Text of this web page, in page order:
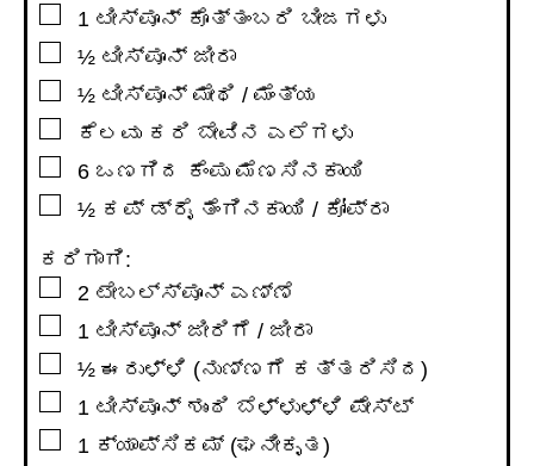
▢1 ಟೀಸ್ಪೂನ್ ಕೊತ್ತಂಬರಿ ಬೀಜಗಳು
▢½ ಟೀಸ್ಪೂನ್ ಜೀರಾ
▢½ ಟೀಸ್ಪೂನ್ ಮೇಥಿ / ಮೆಂತ್ಯ
ಕೆಲವು ಕರಿ ಬೇವಿನ ಎಲೆಗಳು
▢6 ಒಣಗಿದ ಕೆಂಪು ಮೆಣಸಿನಕಾಯಿ
▢½ ಕಪ್ ಡ್ರೈ ತೆಂಗಿನಕಾಯಿ / ಕೋಪ್ರಾ
ಕರಿಗಾಗಿ:
▢2 ಟೇಬಲ್ಸ್ಪೂನ್ ಎಣ್ಣೆ
▢1 ಟೀಸ್ಪೂನ್ ಜೀರಿಗೆ / ಜೀರಾ
▢½ ಈರುಳ್ಳಿ (ನುಣ್ಣಗೆ ಕತ್ತರಿಸಿದ)
▢1 ಟೀಸ್ಪೂನ್ ಶುಂಠಿ ಬೆಳ್ಳುಳ್ಳಿ ಪೇಸ್ಟ್
▢1 ಕ್ಯಾಪ್ಸಿಕಮ್ (ಘನೀಕೃತ)